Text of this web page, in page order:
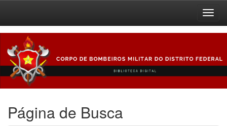
navigation
Página de Busca